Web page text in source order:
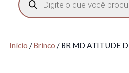
Início / Brinco / BR MD ATITUDE